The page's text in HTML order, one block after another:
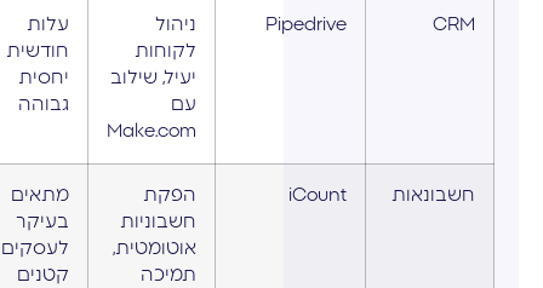
CRM
Pipedrive
ניהול
לקוחות
יעיל, שילוב
עם
Make.com
עלות
חודשית
יחסית
גבוהה
חשבונאות iCount
הפקת
חשבוניות
אוטומטית,
תמיכה
מתאים
בעיקר
לעסקים
קטנים